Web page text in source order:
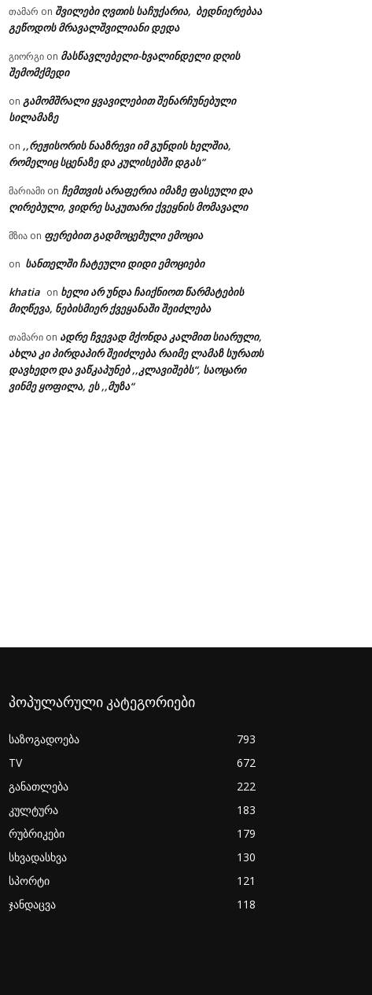
თამარ on შვილები ღვთის საჩუქარია, ბედნიერებაა
გეწოდოს მრავალშვილიანი დედა
გიორგი on მასწავლებელი-ხვალინდელი დღის
შემომქმედი
on გამომშრალი ყვავილებით შენარჩუნებული
სილამაზე
on ,,რეჟისორის ნააზრევი იმ გუნდის ხელშია,
რომელიც სცენაზე და კულისებში დგას“
მარიამი on ჩემთვის არაფერია იმაზე ფასეული და
ღირებული, ვიდრე საკუთარი ქვეყნის მომავალი
მზია on ფერებით გადმოცემული ემოცია
on სანთელში ჩატეული დიდი ემოციები
khatia on ხელი არ უნდა ჩაიქნიოთ წარმატების
მიღწევა, ნებისმიერ ქვეყანაში შეიძლება
თამარი on ადრე ჩვევად მქონდა კალმით სიარული,
ახლა კი პირდაპირ შეიძლება რაიმე ლამაზ სურათს
დავხედო და ვაწკაპუნებ ,,კლავიშებს“, საოცარი
ვინმე ყოფილა, ეს ,,მუზა“
პოპულარული კატეგორიები
საზოგადოება
793
TV
672
განათლება
222
კულტურა
183
რუბრიკები
179
სხვადასხვა
130
სპორტი
121
ჯანდაცვა
118